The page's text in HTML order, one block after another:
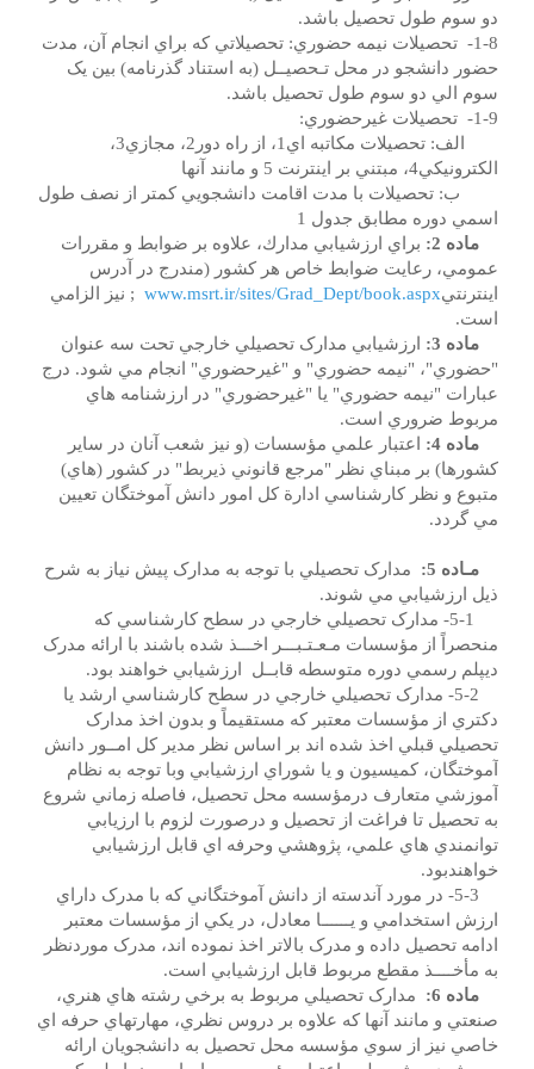
دو سوم طول تحصيل باشد.
1-8- تحصيلات نيمه حضوري: تحصيلاتي که براي انجام آن، مدت
حضور دانشجو در محل تـحصيــل (به استناد گذرنامه) بين يک
سوم الي دو سوم طول تحصيل باشد.
1-9- تحصيلات غيرحضوري:
الف: تحصيلات مکاتبه اي1، از راه دور2، مجازي3،
الکترونيکي4، مبتني بر اينترنت 5 و مانند آنها
ب: تحصيلات با مدت اقامت دانشجويي کمتر از نصف طول
اسمي دوره مطابق جدول 1
ماده 2:
براي ارزشيابي مدارك، علاوه بر ضوابط و مقررات
عمومي، رعايت ضوابط خاص هر كشور (مندرج در آدرس
اينترنتيwww.msrt.ir/sites/Grad_Dept/book.aspx ; نيز الزامي
است.
ماده 3:
ارزشيابي مدارک تحصيلي خارجي تحت سه عنوان
"حضوري"، "نيمه حضوري" و "غيرحضوري" انجام مي شود. درج
عبارات "نيمه حضوري" يا "غيرحضوري" در ارزشنامه هاي
مربوط ضروري است.
ماده 4:
اعتبار علمي مؤسسات (و نيز شعب آنان در ساير
کشورها) بر مبناي نظر "مرجع قانوني ذيربط" در کشور (هاي)
متبوع و نظر کارشناسي ادارة کل امور دانش آموختگان تعيين
مي گردد.
مـاده 5:
مدارک تحصيلي با توجه به مدارک پيش نياز به شرح
ذيل ارزشيابي مي شوند.
5-1- مدارک تحصيلي خارجي در سطح کارشناسي که
منحصراً از مؤسسات مـعـتـبـــر اخـــذ شده باشند با ارائه مدرک
ديپلم رسمي دوره متوسطه قابــل ارزشيابي خواهند بود.
5-2- مدارک تحصيلي خارجي در سطح کارشناسي ارشد يا
دکتري از مؤسسات معتبر که مستقيماً و بدون اخذ مدارک
تحصيلي قبلي اخذ شده اند بر اساس نظر مدير کل امــور دانش
آموختگان، کميسيون و يا شوراي ارزشيابي وبا توجه به نظام
آموزشي متعارف درمؤسسه محل تحصيل، فاصله زماني شروع
به تحصيل تا فراغت از تحصيل و درصورت لزوم با ارزيابي
توانمندي هاي علمي، پژوهشي وحرفه اي قابل ارزشيابي
خواهندبود.
5-3- در مورد آندسته از دانش آموختگاني که با مدرک داراي
ارزش استخدامي و يــــــا معادل، در يكي از مؤسسات معتبر
ادامه تحصيل داده و مدرک بالاتر اخذ نموده اند، مدرک موردنظر
به مأخــــذ مقطع مربوط قابل ارزشيابي است.
ماده 6:
مدارک تحصيلي مربوط به برخي رشته هاي هنري،
صنعتي و مانند آنها که علاوه بر دروس نظري، مهارتهاي حرفه اي
خاصي نيز از سوي مؤسسه محل تحصيل به دانشجويان ارائه